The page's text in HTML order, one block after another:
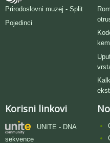
Prirodoslovni muzej - Split
Pojedinci
Korisni linkovi
UNITE - DNA
sekvence